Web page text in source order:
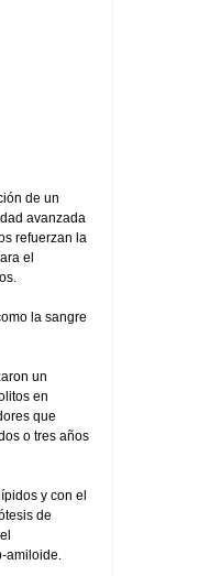
de un
avanzada
refuerzan la
el
la sangre
un
en
que
o tres años
y con el
de
amiloide.